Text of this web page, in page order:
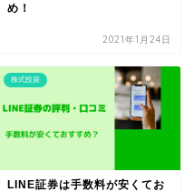
め！
2021年1月24日
株式投資
LINE証券は手数料が安くてお